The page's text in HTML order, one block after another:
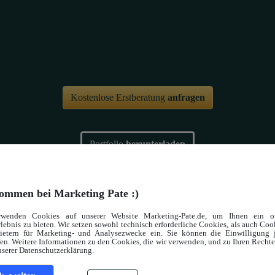
bei Marketing Pate :)
Cookies auf unserer Website Marketing-Pate.de, um Ihnen ein
zu bieten. Wir setzen sowohl technisch erforderliche Cookies, als auch
für Marketing- und Analysezwecke ein. Sie können die Einwilligung
Weitere Informationen zu den Cookies, die wir verwenden, und zu Ihren
Datenschutzerklärung.
Kostenlose Erstberatung anfragen
Portfolioherunterladen
: